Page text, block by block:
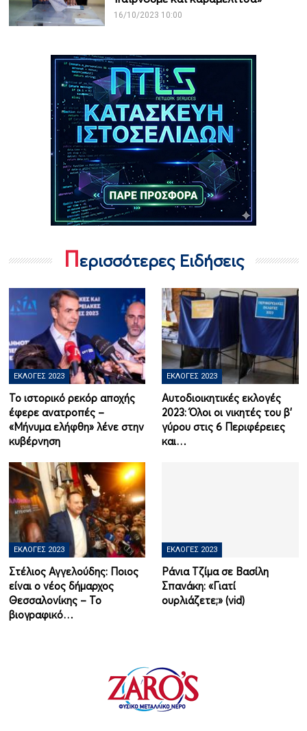
16/10/2023 10:00
Περισσότερες Ειδήσεις
ΕΚΛΟΓΈΣ 2023
Το ιστορικό ρεκόρ αποχής
έφερε ανατροπές –
«Mήνυμα ελήφθη» λένε στην
κυβέρνηση
ΕΚΛΟΓΈΣ 2023
Αυτοδιοικητικές εκλογές
2023: Όλοι οι νικητές του β'
γύρου στις 6 Περιφέρειες
και…
ΕΚΛΟΓΈΣ 2023
Στέλιος Αγγελούδης: Ποιος
είναι ο νέος δήμαρχος
Θεσσαλονίκης – Το
βιογραφικό…
ΕΚΛΟΓΈΣ 2023
Ράνια Τζίμα σε Βασίλη
Σπανάκη: «Γιατί
ουρλιάζετε;» (vid)